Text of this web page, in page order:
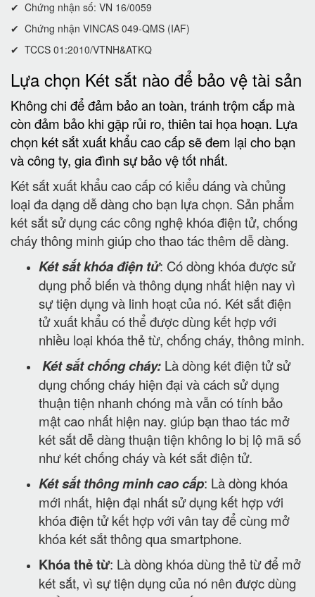
✔ Chứng nhận số: VN 16/0059
✔ Chứng nhận VINCAS 049-QMS (IAF)
✔ TCCS 01:2010/VTNH&ATKQ
Lựa chọn Két sắt nào để bảo vệ tài sản
Không chi để đảm bảo an toàn, tránh trộm cắp mà
còn đảm bảo khi gặp rủi ro, thiên tai họa hoạn. Lựa
chọn két sắt xuất khẩu cao cấp sẽ đem lại cho bạn
và công ty, gia đình sự bảo vệ tốt nhất.
Két sắt xuất khẩu cao cấp có kiểu dáng và chủng
loại đa dạng dễ dàng cho bạn lựa chọn. Sản phẩm
két sắt sử dụng các công nghệ khóa điện tử, chống
cháy thông minh giúp cho thao tác thêm dễ dàng.
Két sắt khóa điện tử: Có dòng khóa được sử
dụng phổ biến và thông dụng nhất hiện nay vì
sự tiện dụng và linh hoạt của nó. Két sắt điện
tử xuất khẩu có thể được dùng kết hợp với
nhiều loại khóa thẻ từ, chống cháy, thông minh.
Két sắt chống cháy: Là dòng két điện tử sử
dụng chống cháy hiện đại và cách sử dụng
thuận tiện nhanh chóng mà vẫn có tính bảo
mật cao nhất hiện nay. giúp bạn thao tác mở
két sắt dễ dàng thuận tiện không lo bị lộ mã số
như két chống cháy và két sắt điện tử.
Két sắt thông minh cao cấp: Là dòng khóa
mới nhất, hiện đại nhất sử dụng kết hợp với
khóa điện tử kết hợp với vân tay để cùng mở
khóa két sắt thông qua smartphone.
Khóa thẻ từ: Là dòng khóa dùng thẻ từ để mở
két sắt, vì sự tiện dụng của nó nên được dùng